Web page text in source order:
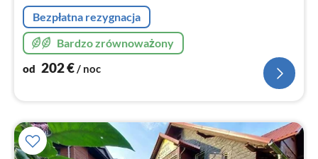
Bezpłatna rezygnacja
Bardzo zrównoważony
od 202€/ noc